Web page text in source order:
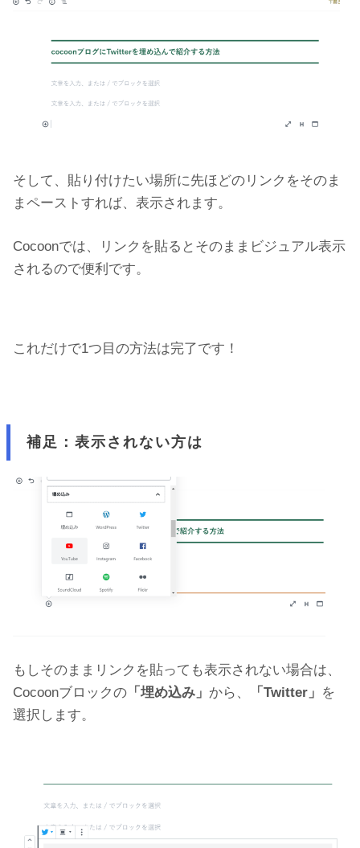
そして、貼り付けたい場所に先ほどのリンクをそのま
まペーストすれば、表示されます。
Cocoonでは、リンクを貼るとそのままビジュアル表示
されるので便利です。
これだけで1つ目の方法は完了です！
補足：表示されない方は
もしそのままリンクを貼っても表示されない場合は、
Cocoonブロックの 「埋め込み」 から、 「Twitter」 を
選択します。